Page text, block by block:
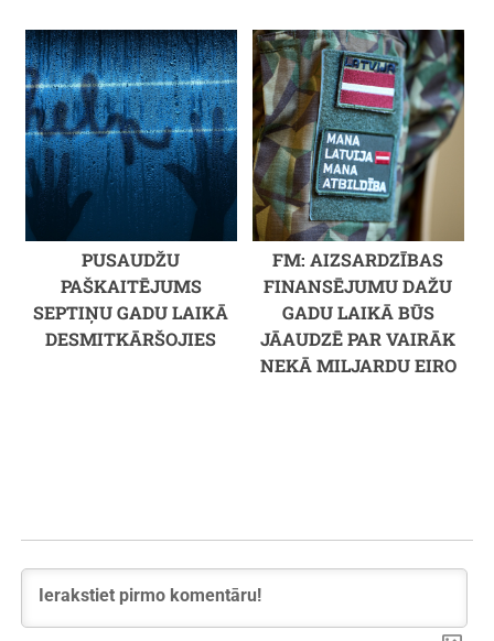
PUSAUDŽU
PAŠKAITĒJUMS
SEPTIŅU GADU LAIKĀ
DESMITKĀRŠOJIES
FM: AIZSARDZĪBAS
FINANSĒJUMU DAŽU
GADU LAIKĀ BŪS
JĀAUDZĒ PAR VAIRĀK
NEKĀ MILJARDU EIRO